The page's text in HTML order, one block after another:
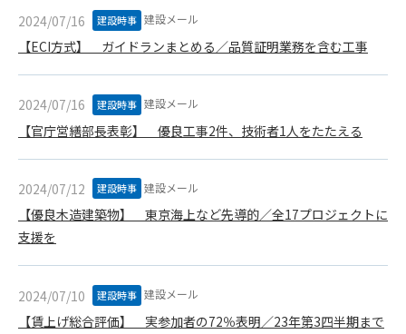
2024/07/16 建設時事 建設メール
【ECI方式】 ガイドランまとめる／品質証明業務を含む工事
2024/07/16 建設時事 建設メール
【官庁営繕部長表彰】 優良工事2件、技術者1人をたたえる
2024/07/12 建設時事 建設メール
【優良木造建築物】 東京海上など先導的／全17プロジェクトに
支援を
2024/07/10 建設時事 建設メール
【賃上げ総合評価】 実参加者の72％表明／23年第3四半期まで
できるものとします。これに起因する会員または他の第三者が
被った損害について管理者は､一切の責任をも負わないものと
します。
第9条（会員の個人情報）
会員の氏名、住所、性別、年齢、メールアドレスその他本サー
ビスの提供に関連して管理者が知り得た会員の個人情報（以下
個人情報といいます）について、管理者は、以下の各号に該当
する場合を除き、第三者に開示または提供しないものとしま
す。
(1) 会員が、自己の個人情報の開示に事前に同意している場合
(2) 個々の会員を特定できない統計的な処理をした形式で第三
者に提供する場合
(3) 第三者および管理者の権利、財産、安全等を保護するため
に必要であると管理者が判断した場合
(4) 法令等により開示を求められた場合